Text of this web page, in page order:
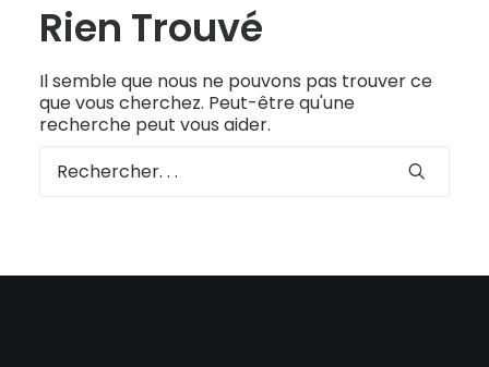
Rien Trouvé
Il semble que nous ne pouvons pas trouver ce
que vous cherchez. Peut-être qu'une
recherche peut vous aider.